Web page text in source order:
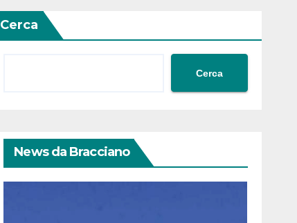
Cerca
Cerca
News da Bracciano